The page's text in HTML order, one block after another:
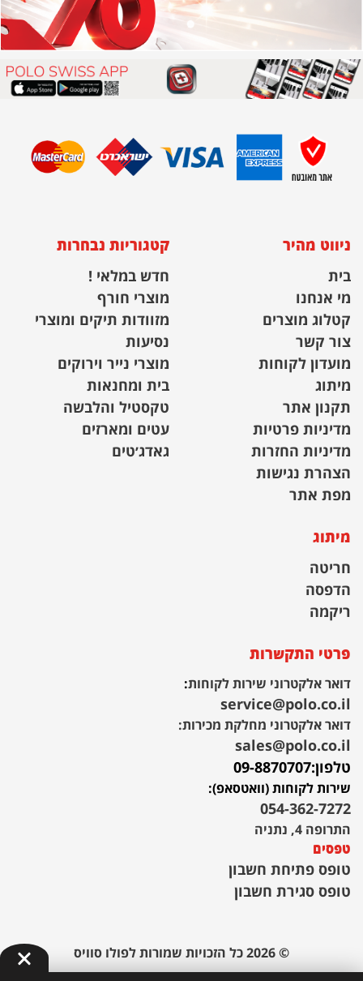
ניווט מהיר
בית
מי אנחנו
קטלוג מוצרים
צור קשר
מועדון לקוחות
מיתוג
תקנון אתר
מדיניות פרטיות
מדיניות החזרות
הצהרת נגישות
מפת אתר
קטגוריות נבחרות
חדש במלאי !
מוצרי חורף
מזוודות תיקים ומוצרי
נסיעות
מוצרי נייר וירוקים
בית ומחנאות
טקסטיל והלבשה
עטים ומארזים
גאדג׳טים
מיתוג
חריטה
הדפסה
ריקמה
פרטי התקשרות
דואר אלקטרוני שירות לקוחות:
service@polo.co.il
דואר אלקטרוני מחלקת מכירות:
sales@polo.co.il
טלפון:09-8870707
שירות לקוחות (וואטסאפ):
054-362-7272
התרופה 4, נתניה
טפסים
טופס פתיחת חשבון
טופס סגירת חשבון
© 2026 כל הזכויות שמורות לפולו סוויס